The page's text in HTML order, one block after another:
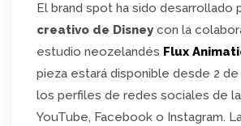
El brand spot ha sido desarrollado
creativo de Disney con la
estudio neozelandés Flux
pieza estará disponible desde 2
los perfiles de redes sociales de la
YouTube, Facebook o Instagram.